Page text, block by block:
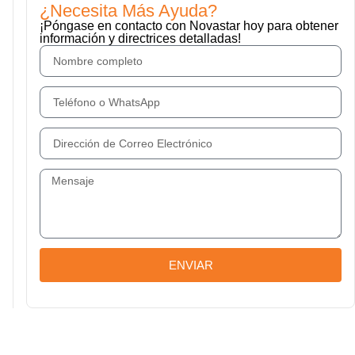
¿Necesita Más Ayuda?
¡Póngase en contacto con Novastar hoy para obtener
información y directrices detalladas!
ENVIAR